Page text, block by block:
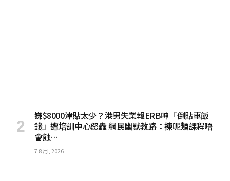
嫌$8000津貼太少？港男失業報ERB呻「倒貼車飯
錢」遭培訓中心怒轟 網民幽默教路：揀呢類課程唔
會蝕…
7 8 月, 2026